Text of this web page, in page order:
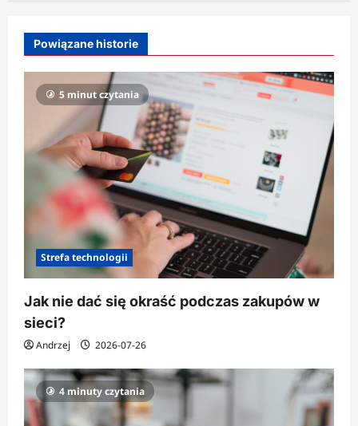
c
u
Powiązane historie
5 minut czytania
Strefa technologii
Jak nie dać się okraść podczas zakupów w
sieci?
Andrzej 2026-07-26
4 minuty czytania